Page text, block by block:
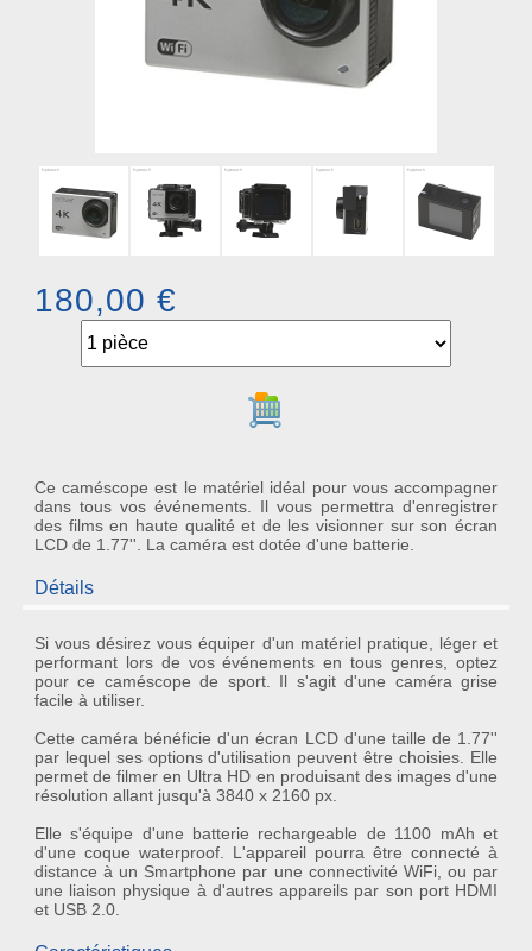
180,00 €
Ajouter au panier
Ce caméscope est le matériel idéal pour vous accompagner
dans tous vos événements. Il vous permettra d'enregistrer
des films en haute qualité et de les visionner sur son écran
LCD de 1.77''. La caméra est dotée d'une batterie.
Détails
Si vous désirez vous équiper d'un matériel pratique, léger et
performant lors de vos événements en tous genres, optez
pour ce caméscope de sport. Il s'agit d'une caméra grise
facile à utiliser.
Cette caméra bénéficie d'un écran LCD d'une taille de 1.77''
par lequel ses options d'utilisation peuvent être choisies. Elle
permet defilmer en Ultra HD en produisant des images d'une
résolution allant jusqu'à 3840 x 2160 px.
Elle s'équipe d'une batterie rechargeable de 1100 mAh et
d'une coque waterproof. L'appareil pourra être connecté à
distance à un Smartphone par une connectivité WiFi, ou par
une liaison physique à d'autres appareils par son port HDMI
et USB 2.0.